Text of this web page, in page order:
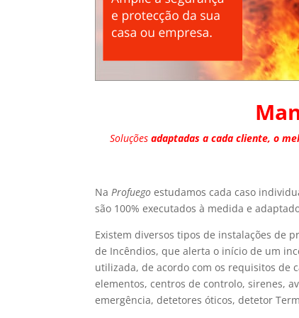
Soluçõesadaptadas a cada cliente, o
NaProfuego estudamos cada caso
são 100% executados à medida e
Existem diversos tipos de instalações de
de Incêndios, que alerta o início de um
utilizada, de acordo com os requisitos de
elementos, centros de controlo, sirenes,
emergência, detetores óticos, detetor